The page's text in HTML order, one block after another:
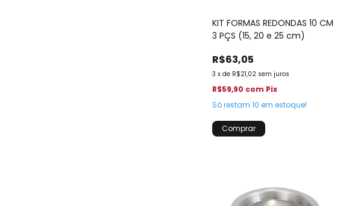
KIT FORMAS REDONDAS 10 CM
3 PÇS (15, 20 e 25 cm)
R$63,05
3 xde R$21,02 sem juros
R$59,90 com Pix
Só restam10 em estoque!